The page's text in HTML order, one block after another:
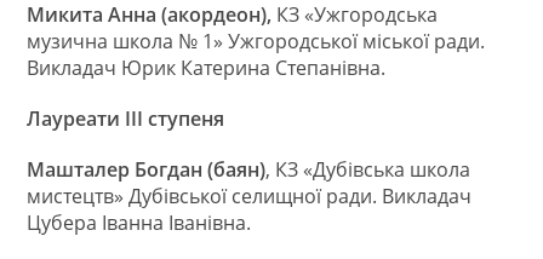
Микита Анна (акордеон), КЗ «Ужгородська
музична школа № 1» Ужгородської міської ради.
Викладач Юрик Катерина Степанівна.
Лауреати ІІІ ступеня
Машталер Богдан (баян), КЗ «Дубівська школа
мистецтв» Дубівської селищної ради. Викладач
Цубера Іванна Іванівна.